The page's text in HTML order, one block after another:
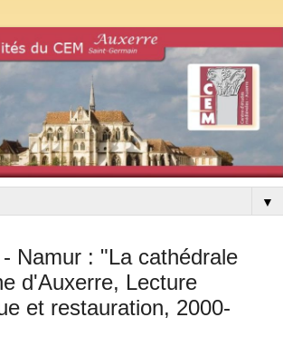
▼
Namur : "La cathédrale
d'Auxerre, Lecture
et restauration, 2000-